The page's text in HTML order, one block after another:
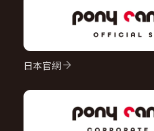
日本官網